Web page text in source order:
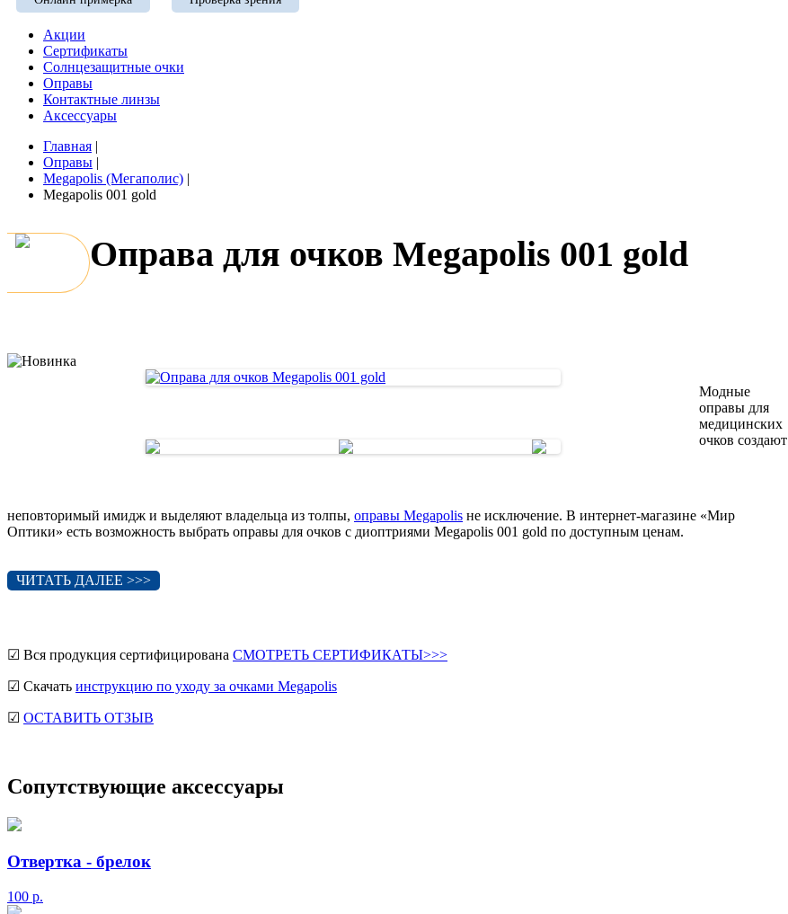
Акции
Сертификаты
Солнцезащитные очки
Оправы
Контактные линзы
Аксессуары
Главная |
Оправы |
Megapolis (Мегаполис) |
Megapolis 001 gold
Оправа для очков Megapolis 001 gold
Модные
оправы для
медицинских
очков создают
неповторимый имидж и выделяют владельца из толпы, оправы Megapolis не исключение. В интернет-магазине «Мир
Оптики» есть возможность выбрать оправы для очков с диоптриями Megapolis 001 gold по доступным ценам.
ЧИТАТЬ ДАЛЕЕ >>>
☑ Вся продукция сертифицирована СМОТРЕТЬ СЕРТИФИКАТЫ>>>
☑ Скачать инструкцию по уходу за очками Megapolis
☑ ОСТАВИТЬ ОТЗЫВ
Сопутствующие аксессуары
Отвертка - брелок
100 р.